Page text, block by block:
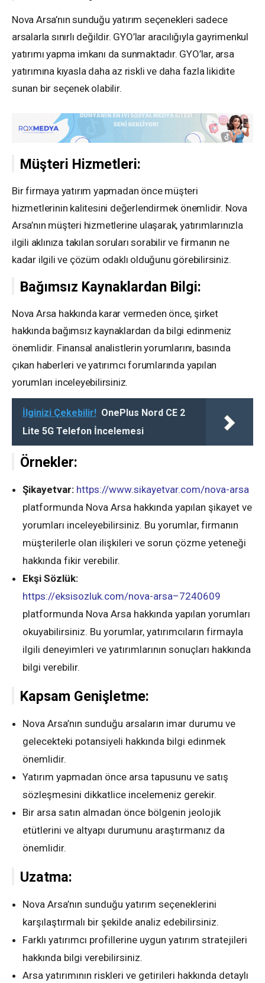
Nova Arsa’nın sunduğu yatırım seçenekleri sadece
arsalarla sınırlı değildir. GYO’lar aracılığıyla gayrimenkul
yatırımı yapma imkanı da sunmaktadır. GYO’lar, arsa
yatırımına kıyasla daha az riskli ve daha fazla likidite
sunan bir seçenek olabilir.
Müşteri Hizmetleri:
Bir firmaya yatırım yapmadan önce müşteri
hizmetlerinin kalitesini değerlendirmek önemlidir. Nova
Arsa’nın müşteri hizmetlerine ulaşarak, yatırımlarınızla
ilgili aklınıza takılan soruları sorabilir ve firmanın ne
kadar ilgili ve çözüm odaklı olduğunu görebilirsiniz.
Bağımsız Kaynaklardan Bilgi:
Nova Arsa hakkında karar vermeden önce, şirket
hakkında bağımsız kaynaklardan da bilgi edinmeniz
önemlidir. Finansal analistlerin yorumlarını, basında
çıkan haberleri ve yatırımcı forumlarında yapılan
yorumları inceleyebilirsiniz.
İlginizi Çekebilir! OnePlus Nord CE 2
Lite 5G Telefon İncelemesi
Örnekler:
Şikayetvar: https://www.sikayetvar.com/nova-arsa
platformunda Nova Arsa hakkında yapılan şikayet ve
yorumları inceleyebilirsiniz. Bu yorumlar, firmanın
müşterilerle olan ilişkileri ve sorun çözme yeteneği
hakkında fikir verebilir.
Ekşi Sözlük:
https://eksisozluk.com/nova-arsa–7240609
platformunda Nova Arsa hakkında yapılan yorumları
okuyabilirsiniz. Bu yorumlar, yatırımcıların firmayla
ilgili deneyimleri ve yatırımlarının sonuçları hakkında
bilgi verebilir.
Kapsam Genişletme:
Nova Arsa’nın sunduğu arsaların imar durumu ve
gelecekteki potansiyeli hakkında bilgi edinmek
önemlidir.
Yatırım yapmadan önce arsa tapusunu ve satış
sözleşmesini dikkatlice incelemeniz gerekir.
Bir arsa satın almadan önce bölgenin jeolojik
etütlerini ve altyapı durumunu araştırmanız da
önemlidir.
Uzatma:
Nova Arsa’nın sunduğu yatırım seçeneklerini
karşılaştırmalı bir şekilde analiz edebilirsiniz.
Farklı yatırımcı profillerine uygun yatırım stratejileri
hakkında bilgi verebilirsiniz.
Arsa yatırımının riskleri ve getirileri hakkında detaylı